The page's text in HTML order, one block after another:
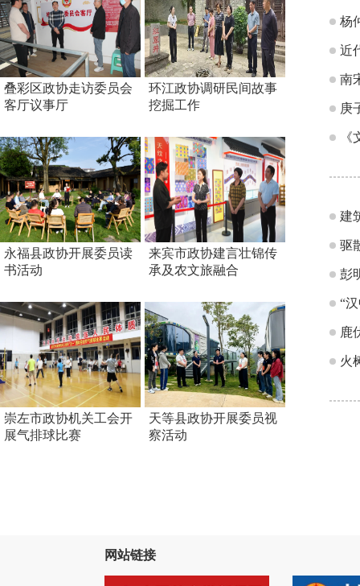
叠彩区政协走访委员会
客厅议事厅
环江政协调研民间故事
挖掘工作
永福县政协开展委员读
书活动
来宾市政协建言壮锦传
承及农文旅融合
崇左市政协机关工会开
展气排球比赛
天等县政协开展委员视
察活动
杨
近
南
庚
建
驱
彭
“
鹿
火
网站链接